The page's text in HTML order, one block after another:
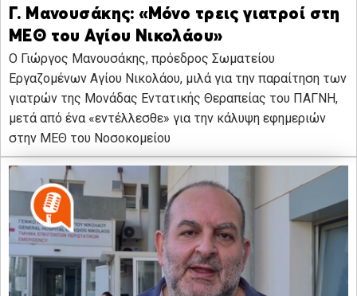
Γ. Μανουσάκης: «Μόνο τρεις γιατροί στη
ΜΕΘ του Αγίου Νικολάου»
Ο Γιώργος Μανουσάκης, πρόεδρος Σωματείου
Εργαζομένων Αγίου Νικολάου, μιλά για την παραίτηση των
γιατρών της Μονάδας Εντατικής Θεραπείας του ΠΑΓΝΗ,
μετά από ένα «εντέλλεσθε» για την κάλυψη εφημεριών
στην ΜΕΘ του Νοσοκομείου